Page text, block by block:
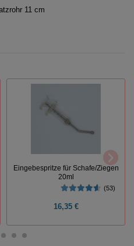
11 cm
Eingebespritze für Schafe/Ziegen
20ml
(53)
16,35 €